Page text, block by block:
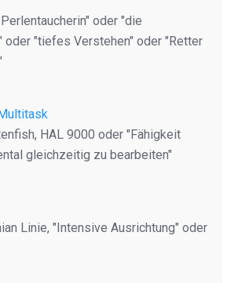
oder "die
oder "tiefes Verstehen" oder "Retter
HAL 9000 oder "Fähigkeit
gleichzeitig zu bearbeiten"
Linie, "Intensive Ausrichtung" oder